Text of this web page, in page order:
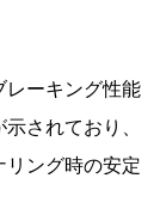
レーキング性能
されており、
リング時の安定